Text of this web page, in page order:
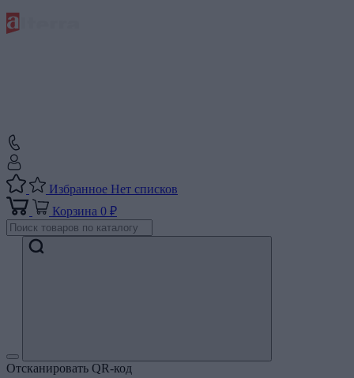
Избранное Нет списков
Корзина 0 ₽
Отсканировать QR-код